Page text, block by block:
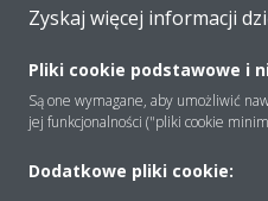
Rozwiązania
Zyskaj więcej informacji
Pliki cookie podstawowe i
Są one wymagane, aby umożliwić
jej funkcjonalności ("pliki cookie
Dodatkowe pliki cookie: